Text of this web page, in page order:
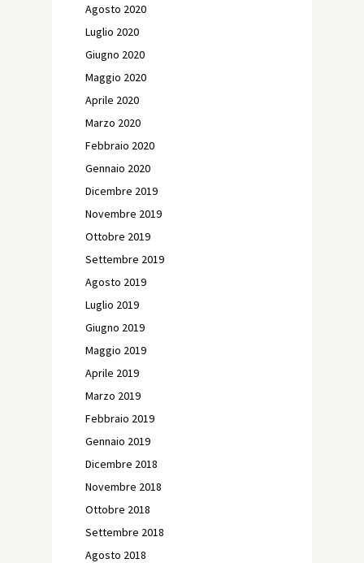
Agosto 2020
Luglio 2020
Giugno 2020
Maggio 2020
Aprile 2020
Marzo 2020
Febbraio 2020
Gennaio 2020
Dicembre 2019
Novembre 2019
Ottobre 2019
Settembre 2019
Agosto 2019
Luglio 2019
Giugno 2019
Maggio 2019
Aprile 2019
Marzo 2019
Febbraio 2019
Gennaio 2019
Dicembre 2018
Novembre 2018
Ottobre 2018
Settembre 2018
Agosto 2018